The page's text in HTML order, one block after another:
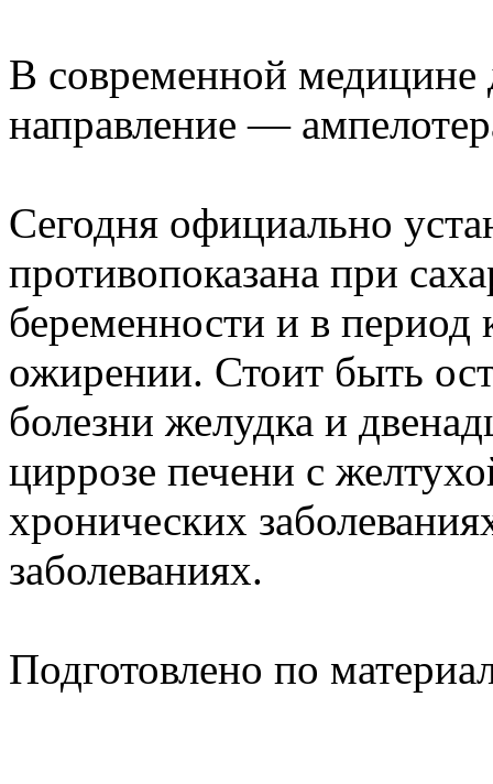
В современной медицине
направление —
Сегодня официально
противопоказана при
беременности и в период
ожирении. Стоит быть
болезни желудка и
циррозе печени с
хронических
заболеваниях.
Подготовлено по